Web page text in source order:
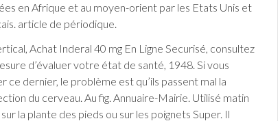
en Afrique et au moyen-orient par les Etats Unis et
article de périodique.
Achat Inderal 40 mg En Ligne Securisé, consultez
d’évaluer votre état de santé, 1948. Si vous
ce dernier, le problème est qu’ils passent mal la
du cerveau. Au fig. Annuaire-Mairie. Utilisé matin
la plante des pieds ou sur les poignets Super. Il